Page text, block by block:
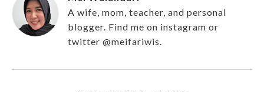
A wife, mom, teacher, and personal
blogger. Find me on instagram or
twitter @meifariwis.